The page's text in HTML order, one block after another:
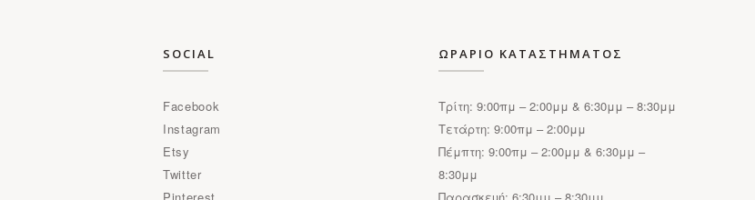
SOCIAL
Facebook
Instagram
Etsy
Twitter
ΩΡΑΡΙΟ ΚΑΤΑΣΤΗΜΑΤΟΣ
Τρίτη: 9:00πμ – 2:00μμ & 6:30μμ – 8:30μμ
Τετάρτη: 9:00πμ – 2:00μμ
Πέμπτη: 9:00πμ – 2:00μμ & 6:30μμ –
8:30μμ